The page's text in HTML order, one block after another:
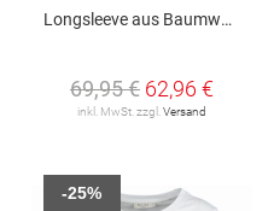
Longsleeve aus Baumwolle
69,95 € 62,96 €
inkl. MwSt. zzgl. Versand
-25%